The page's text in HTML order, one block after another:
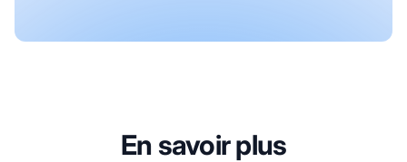
En savoir plus